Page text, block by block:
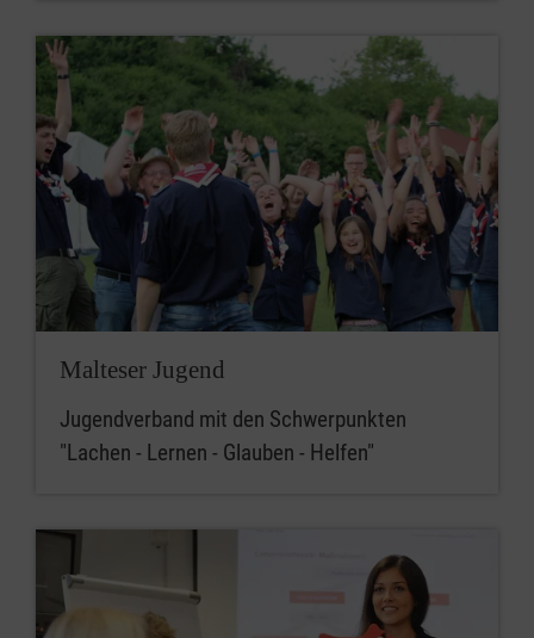
Malteser Jugend
Jugendverband mit den Schwerpunkten
"Lachen - Lernen - Glauben - Helfen"